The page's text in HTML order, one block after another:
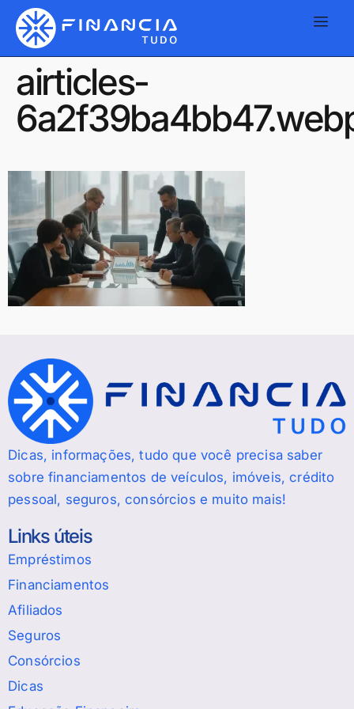
airticles-
Dicas, informações, tudo que você precisa saber
sobre financiamentos de veículos, imóveis, crédito
pessoal, seguros, consórcios e muito mais!
Links úteis
Empréstimos
Financiamentos
Afiliados
Seguros
Consórcios
Dicas